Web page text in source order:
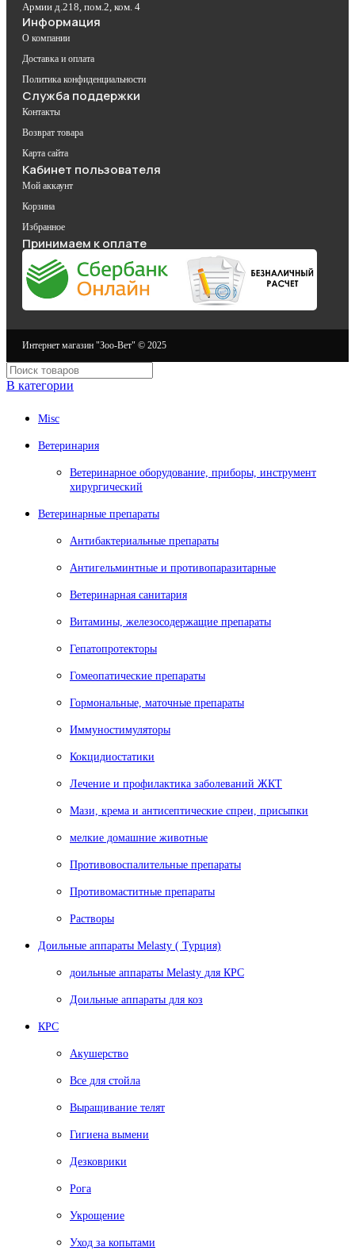
Армии д.218, пом.2, ком. 4
Информация
О компании
Доставка и оплата
Политика конфиденциальности
Служба поддержки
Контакты
Возврат товара
Карта сайта
Кабинет пользователя
Мой аккаунт
Корзина
Избранное
Принимаем к оплате
Интернет магазин "Зоо-Вет" © 2025
В категории
Misc
Ветеринария
Ветеринарное оборудование, приборы, инструмент
хирургический
Ветеринарные препараты
Антибактериальные препараты
Антигельминтные и противопаразитарные
Ветеринарная санитария
Витамины, железосодержащие препараты
Гепатопротекторы
Гомеопатические препараты
Гормональные, маточные препараты
Иммуностимуляторы
Кокцидиостатики
Лечение и профилактика заболеваний ЖКТ
Мази, крема и антисептические спреи, присыпки
мелкие домашние животные
Противовоспалительные препараты
Противомаститные препараты
Растворы
Доильные аппараты Melasty ( Турция)
доильные аппараты Melasty для КРС
Доильные аппараты для коз
КРС
Акушерство
Все для стойла
Выращивание телят
Гигиена вымени
Дезковрики
Рога
Укрощение
Уход за копытами